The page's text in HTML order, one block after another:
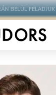
SZÁLLÍTÁS
!